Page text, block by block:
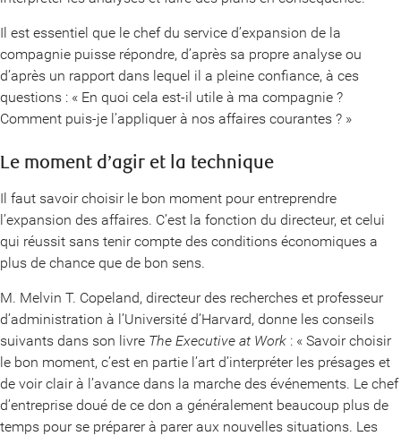
Il est essentiel que le chef du service d’expansion de la
compagnie puisse répondre, d’après sa propre analyse ou
d’après un rapport dans lequel il a pleine confiance, à ces
questions : « En quoi cela est-il utile à ma compagnie ?
Comment puis-je l’appliquer à nos affaires courantes ? »
Le moment d’agir et la technique
Il faut savoir choisir le bon moment pour entreprendre
l’expansion des affaires. C’est la fonction du directeur, et celui
qui réussit sans tenir compte des conditions économiques a
plus de chance que de bon sens.
M. Melvin T. Copeland, directeur des recherches et professeur
d’administration à l’Université d’Harvard, donne les conseils
suivants dans son livre The Executive at Work : « Savoir choisir
le bon moment, c’est en partie l’art d’interpréter les présages et
de voir clair à l’avance dans la marche des événements. Le chef
d’entreprise doué de ce don a généralement beaucoup plus de
temps pour se préparer à parer aux nouvelles situations. Les